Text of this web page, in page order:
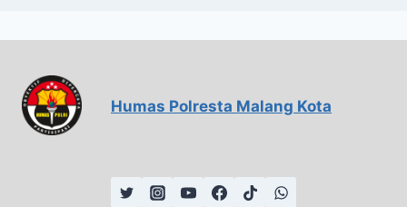
Humas Polresta Malang Kota